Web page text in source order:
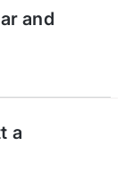
and
a